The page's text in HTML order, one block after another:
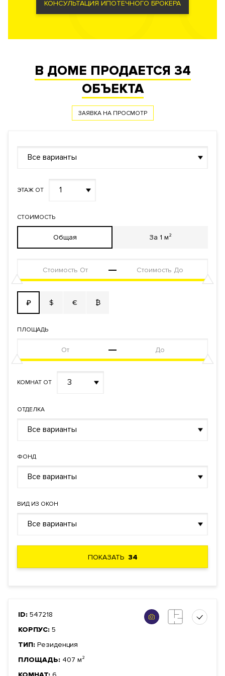
КОНСУЛЬТАЦИЯ ИПОТЕЧНОГО БРОКЕРА
В ДОМЕ ПРОДАЕТСЯ 34
ОБЪЕКТА
ЗАЯВКА НА ПРОСМОТР
Все варианты
ЭТАЖ ОТ 1
СТОИМОСТЬ
Общая За 1 м²
₽ $ € ₿
ПЛОЩАДЬ
КОМНАТ ОТ 3
ОТДЕЛКА
Все варианты
ФОНД
Все варианты
ВИД ИЗ ОКОН
Все варианты
ПОКАЗАТЬ34
ID: 547218
КОРПУС: 5
ТИП: Резиденция
ПЛОЩАДЬ: 407 м²